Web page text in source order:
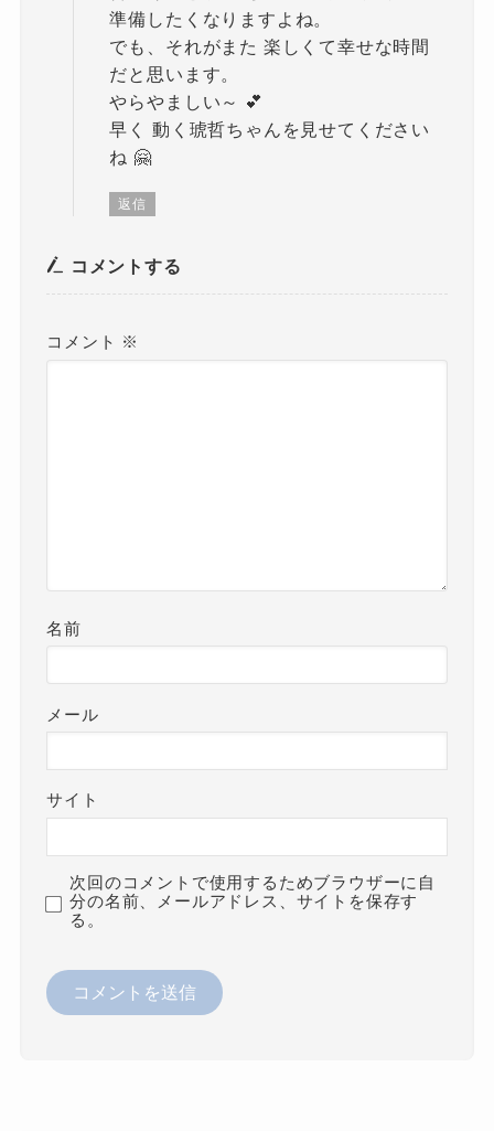
準備したくなりますよね。
でも、それがまた 楽しくて幸せな時間
だと思います。
やらやましい～ 💕
早く 動く琥哲ちゃんを見せてください
ね 🤗
返信
コメントする
コメント ※
名前
メール
サイト
次回のコメントで使用するためブラウザーに自
分の名前、メールアドレス、サイトを保存す
る。